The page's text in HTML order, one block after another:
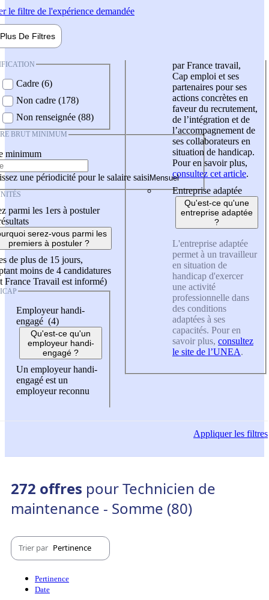
le filtre de l'expérience demandée
Plus De Filtres
Cadre (6)
Non cadre (178)
Non renseignée (88)
BRUT MINIMUM
minimum
une périodicité pour le salaire saisi
parmi les 1ers à postuler
serez-vous parmi les
premiers à postuler ?
de plus de 15 jours,
moins de 4 candidatures
France Travail est informé)
Employeur handi-
engagé (4)
Qu'est-ce qu'un
employeur handi-
engagé ?
Un employeur handi-
engagé est un
employeur reconnu
par France travail,
Cap emploi et ses
partenaires pour ses
actions concrètes en
faveur du recrutement,
de l’intégration et de
l’accompagnement de
ses collaborateurs en
situation de handicap.
Pour en savoir plus,
consultez cet article.
Entreprise adaptée
Qu'est-ce qu'une
entreprise adaptée
?
L'entreprise adaptée
permet à un travailleur
en situation de
handicap d'exercer
une activité
professionnelle dans
des conditions
adaptées à ses
capacités. Pour en
savoir plus, consultez
le site de l’UNEA.
Appliquerles filtres
272 offres pour Technicien de
maintenance - Somme (80)
Trier par Pertinence
Pertinence
Date